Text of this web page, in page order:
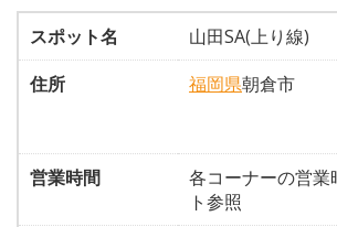
スポット名
山田SA(上り線)
住所
福岡県朝倉市
営業時間
各コーナーの営業
ト参照